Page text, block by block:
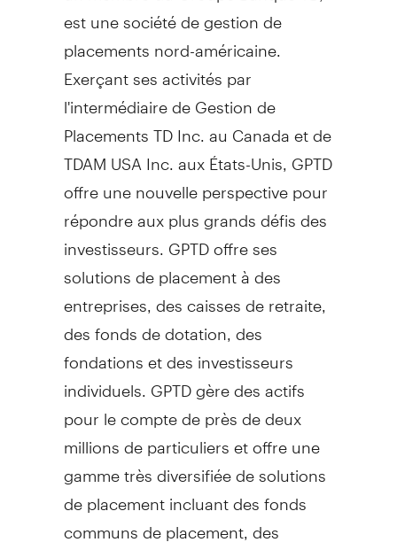
est une société de gestion de
placements nord-américaine.
Exerçant ses activités par
l'intermédiaire de Gestion de
Placements TD Inc. au Canadaet de
TDAMUSA Inc. aux États-Unis, GPTD
offre une nouvelle perspective pour
répondre aux plus grands défis des
investisseurs. GPTD offre ses
solutions de placement à des
entreprises, des caisses de retraite,
des fonds de dotation, des
fondations et des investisseurs
individuels. GPTD gère des actifs
pour le compte de près de deux
millions de particuliers et offre une
gamme très diversifiée de solutions
de placement incluant des fonds
communs de placement, des